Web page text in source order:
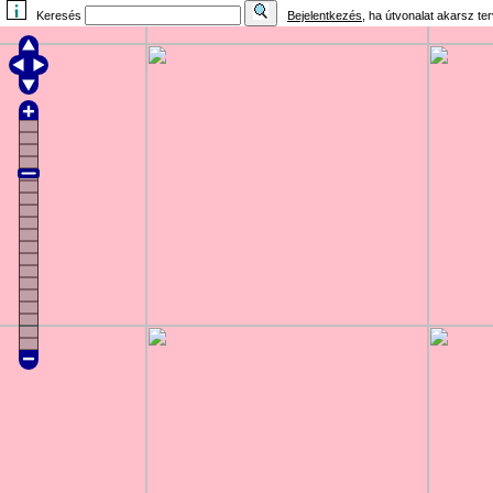
Keresés Bejelentkezés , ha útvonalat akarsz